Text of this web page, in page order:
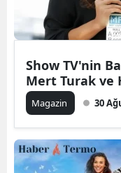
Show TV'nin
Mert Turak ve
Magazin 30